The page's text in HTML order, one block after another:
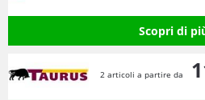
Scopri di
2 articoli a partire da